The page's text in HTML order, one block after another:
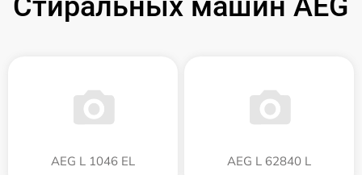
AEG L 1046 EL AEG L 62840 L